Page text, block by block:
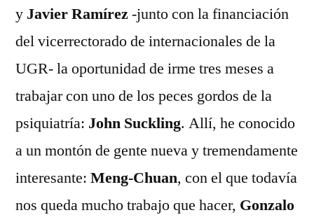
y Javier Ramírez-junto con la financiación
del vicerrectorado de internacionales de la
UGR- la oportunidad de irme tres meses a
trabajar con uno de los peces gordos de la
psiquiatría: John Suckling. Allí, he conocido
a un montón de gente nueva y tremendamente
interesante: Meng-Chuan, con el que todavía
nos queda mucho trabajo que hacer, Gonzalo